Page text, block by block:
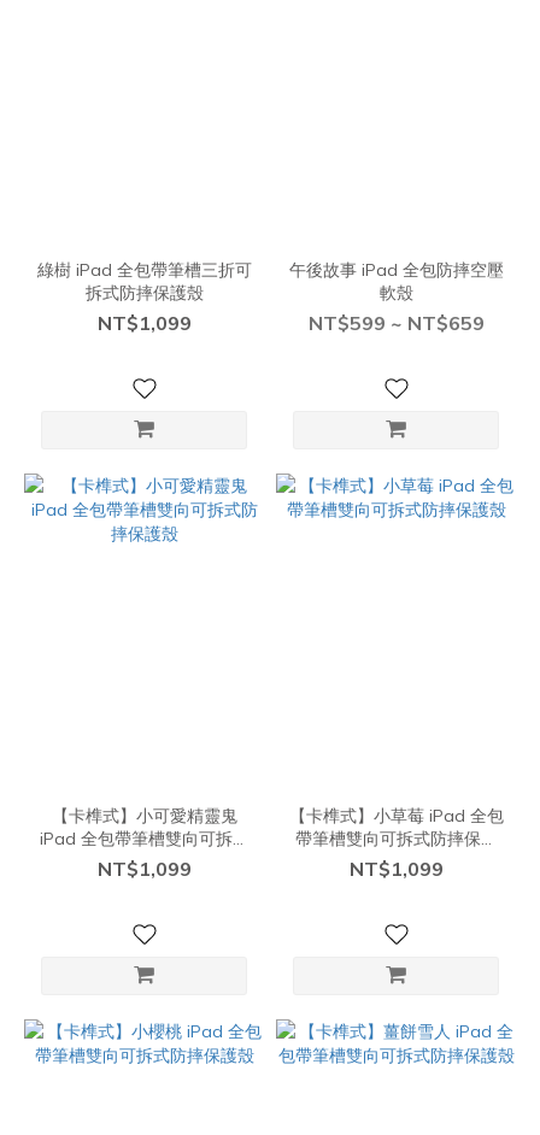
綠樹 iPad 全包帶筆槽三折可
拆式防摔保護殼
NT$1,099
午後故事 iPad 全包防摔空壓
軟殼
NT$599 ~ NT$659
【卡榫式】小可愛精靈鬼
iPad 全包帶筆槽雙向可拆式
防摔保護殼
NT$1,099
【卡榫式】小草莓 iPad 全包
帶筆槽雙向可拆式防摔保護
殼
NT$1,099